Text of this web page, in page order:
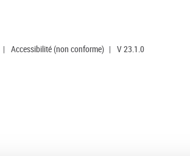
| Accessibilité (non conforme) | V 23.1.0